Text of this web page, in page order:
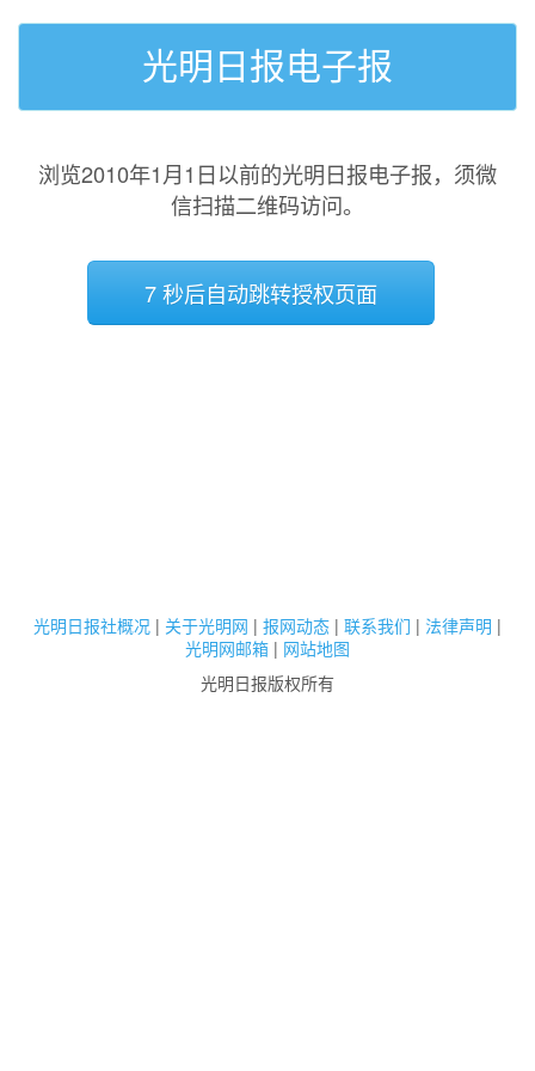
光明日报电子报
浏览2010年1月1日以前的光明日报电子报，须微
信扫描二维码访问。
7 秒后自动跳转授权页面
光明日报社概况 | 关于光明网 | 报网动态 | 联系我们 | 法律声明 |
光明网邮箱 | 网站地图
光明日报版权所有